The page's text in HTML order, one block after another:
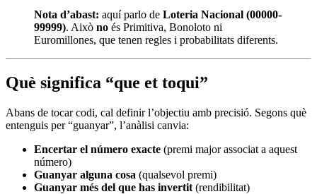
Nota d’abast: aquí parlo de Loteria Nacional (00000-
99999). Això no és Primitiva, Bonoloto ni
Euromillones, que tenen regles i probabilitats diferents.
Què significa “que et toqui”
Abans de tocar codi, cal definir l’objectiu amb precisió. Segons què
entenguis per “guanyar”, l’anàlisi canvia:
Encertar el número exacte (premi major associat a aquest
número)
Guanyar alguna cosa (qualsevol premi)
Guanyar més del que has invertit (rendibilitat)